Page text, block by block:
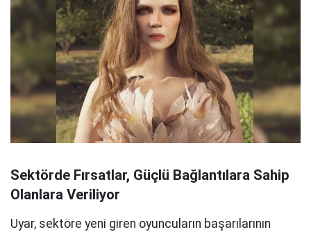
Sektörde Fırsatlar, Güçlü Bağlantılara Sahip
Olanlara Veriliyor
Uyar, sektöre yeni giren oyuncuların başarılarının